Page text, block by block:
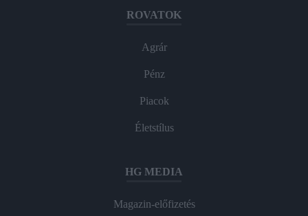
ROVATOK
Agrár
Pénz
Piacok
Életstílus
HG MEDIA
Magazin-előfizetés